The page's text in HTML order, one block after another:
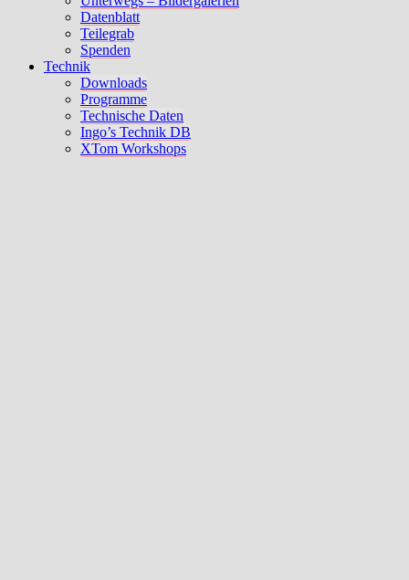
Datenblatt
Teilegrab
Spenden
Technik
Downloads
Programme
Technische Daten
Ingo’s Technik DB
XTom Workshops